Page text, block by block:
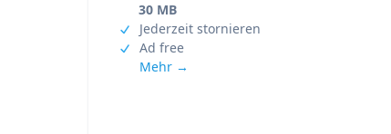
30 MB
Jederzeit stornieren
Ad free
Mehr →